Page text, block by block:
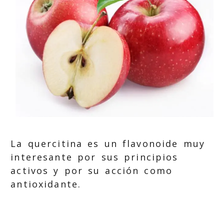
La quercitina es un flavonoide muy
interesante por sus principios
activos y por su acción como
antioxidante.